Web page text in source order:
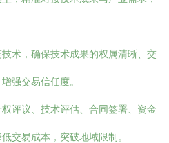
技术，确保技术成果的权属清晰、交
强交易信任度。
权评议、技术评估、合同签署、资金
交易成本，突破地域限制。